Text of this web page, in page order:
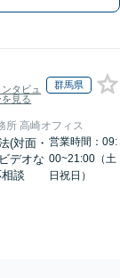
ンタビュ
を見る
群馬県
所 高崎オフィス
(対面・
デオな
談
営業時間：09:
00~21:00（土
日祝日）